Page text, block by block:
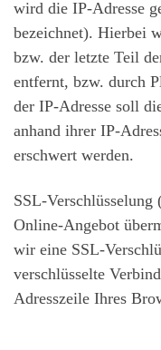
wird die IP-Adresse
bezeichnet). Hierbei
bzw. der letzte Teil
entfernt, bzw. durch
der IP-Adresse soll
anhand ihrer IP-
erschwert werden.
SSL-
Online-Angebot
wir eine SSL-
verschlüsselte
Adresszeile Ihres